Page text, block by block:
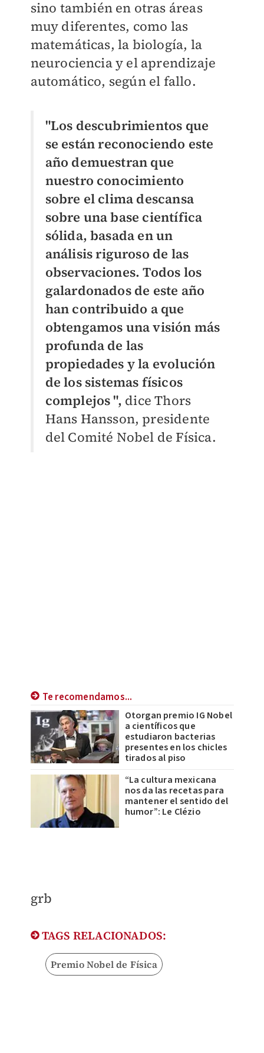
sino también en otras áreas
muy diferentes, como las
matemáticas, la biología, la
neurociencia y el aprendizaje
automático, según el fallo.
"Los descubrimientos que
se están reconociendo este
año demuestran que
nuestro conocimiento
sobre el clima descansa
sobre una base científica
sólida, basada en un
análisis riguroso de las
observaciones. Todos los
galardonados de este año
han contribuido a que
obtengamos una visión más
profunda de las
propiedades y la evolución
de los sistemas físicos
complejos ", dice Thors
Hans Hansson, presidente
del Comité Nobel de Física.
Te recomendamos...
Otorgan premio IG Nobel
a científicos que
estudiaron bacterias
presentes en los chicles
tirados al piso
“La cultura mexicana
nos da las recetas para
mantener el sentido del
humor”: Le Clézio
grb
TAGS RELACIONADOS:
Premio Nobel de Física